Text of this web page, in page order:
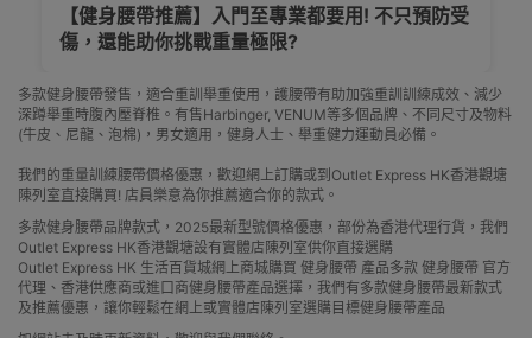
【健身腰帶推薦】入門至專業都要用! 不只預防受
傷，還能助你挑戰重量極限?
多款健身腰帶發售，適合重訓舉重使用，護腰帶有助加強重訓訓練成效、減少
深蹲舉重時腹內壓脊椎。有售Harbinger, VENUM等多個品牌、不同尺寸及物料
(牛皮、尼龍、泡棉)，男女適用，健身人士、舉重健力運動員必備。
我們的重量訓練腰帶價格優惠，歡迎網上訂購或到Outlet Express HK香港觀塘
陳列室直接購買! 店員樂意為你推薦適合你的款式。
多款健身腰帶品牌款式，2025最新型號價格優惠，部份為香港代理行貨，我們
Outlet Express HK香港觀塘設有實體店陳列室供你直接選購
Outlet Express HK 生活百貨城網上商城購買 健身腰帶 產品多款 健身腰帶 官方
代理、香港供應商或進口商健身腰帶產品選擇，我們有多款健身腰帶最新款式
及推薦優惠，讓你輕鬆在網上或實體店陳列室選購目標健身腰帶產品